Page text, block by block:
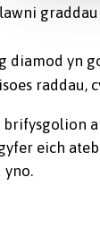
diamod yn
eich
yno.